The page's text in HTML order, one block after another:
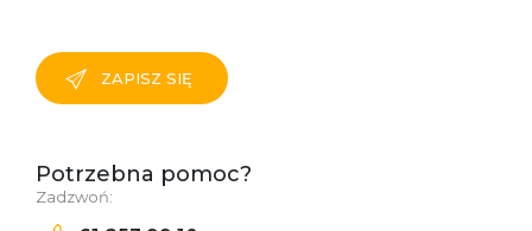
ZAPISZ SIĘ
Potrzebna pomoc?
Zadzwoń: